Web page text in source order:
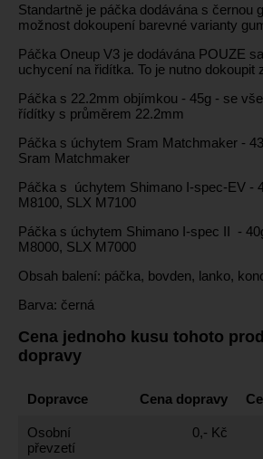
Standartně je páčka dodávána s černou
možnost dokoupení barevné varianty
Páčka Oneup V3 je dodávána POUZE
uchycení na řidítka. To je nutno dokoupit
Páčka s 22.2mm objímkou - 45g - se
řídítky s průměrem 22.2mm
Páčka s úchytem Sram Matchmaker -
Sram Matchmaker
Páčka s úchytem Shimano I-spec-EV -
M8100, SLX M7100
Páčka s úchytem Shimano I-spec II -
M8000, SLX M7000
Obsah balení: páčka, bovden, lanko,
Barva: černá
Cena jednoho kusu tohoto
dopravy
Dopravce Cena dopravy
Osobní
převzetí
0,- Kč